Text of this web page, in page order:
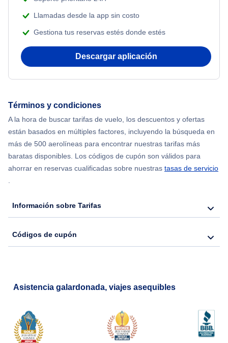
Flights from Nueva York to Atenas
Flights from Shanghai to Nueva York
Flights from Delhi to Nueva York
Flights from Chicago to Delhi
Flights from Nueva York to Seúl
Flights from Nueva York to Barcelona
Beach Vacations
Llamadas desde la app sin costo
Gestiona tus reservas estés donde estés
Descargar aplicación
Términos y condiciones
A la hora de buscar tarifas de vuelo, los descuentos y ofertas
están basados en múltiples factores, incluyendo la búsqueda en
más de 500 aerolíneas para encontrar nuestras tarifas más
baratas disponibles. Los códigos de cupón son válidos para
ahorrar en reservas cualificadas sobre nuestras tasas de servicio
.
Información sobre Tarifas
Códigos de cupón
Asistencia galardonada, viajes asequibles